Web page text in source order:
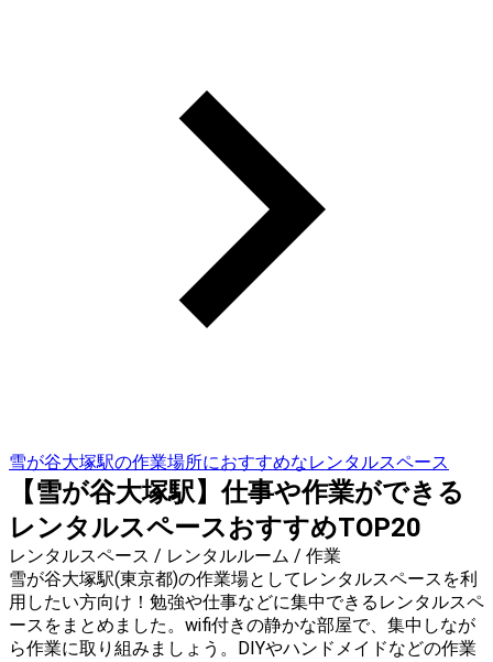
雪が谷大塚駅の作業場所におすすめなレンタルスペース
【雪が谷大塚駅】仕事や作業ができる
レンタルスペースおすすめTOP20
レンタルスペース / レンタルルーム / 作業
雪が谷大塚駅(東京都)の作業場としてレンタルスペースを利
用したい方向け！勉強や仕事などに集中できるレンタルスペ
ースをまとめました。wifi付きの静かな部屋で、集中しなが
ら作業に取り組みましょう。DIYやハンドメイドなどの作業